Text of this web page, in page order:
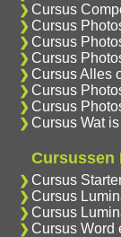
Cursus
Cursus
Cursus
Cursus
Cursus Alles
Cursus
Cursus
Cursus Wat
Cursussen
Cursus
Cursus
Cursus
Cursus Word